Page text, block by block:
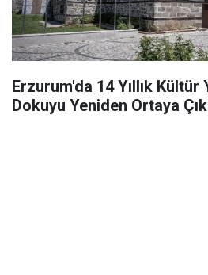
Erzurum'da 14 Yıllık
Dokuyu Yeniden Ortaya